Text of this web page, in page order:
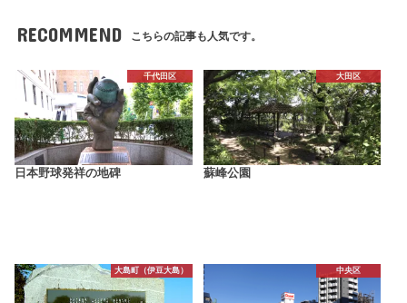
RECOMMEND こちらの記事も人気です。
千代田区
日本野球発祥の地碑
大田区
蘇峰公園
大島町（伊豆大島） 中央区